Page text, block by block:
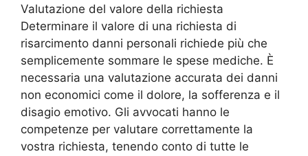
Valutazione del valore della richiesta
Determinare il valore di una richiesta di
risarcimento danni personali richiede più che
semplicemente sommare le spese mediche. È
necessaria una valutazione accurata dei danni
non economici come il dolore, la sofferenza e il
disagio emotivo. Gli avvocati hanno le
competenze per valutare correttamente la
vostra richiesta, tenendo conto di tutte le